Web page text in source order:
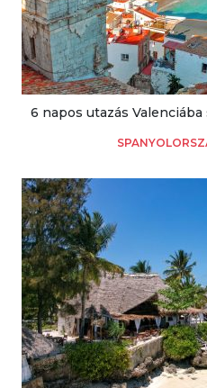
6 napos utazás